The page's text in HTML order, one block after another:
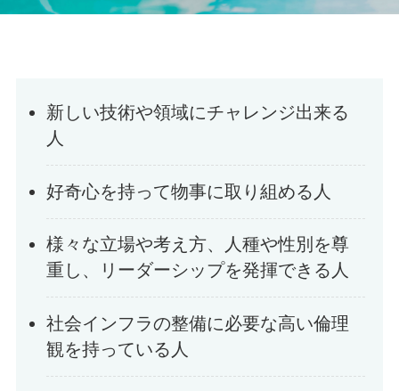
新しい技術や領域にチャレンジ出来る
人
好奇心を持って物事に取り組める人
様々な立場や考え方、人種や性別を尊
重し、リーダーシップを発揮できる人
社会インフラの整備に必要な高い倫理
観を持っている人